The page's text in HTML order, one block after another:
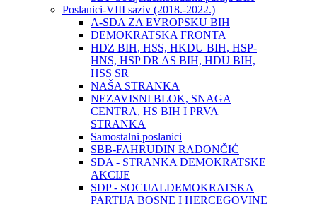
Poslanici-VIII saziv (2018.-2022.)
A-SDA ZA EVROPSKU BIH
DEMOKRATSKA FRONTA
HDZ BIH, HSS, HKDU BIH, HSP-
HNS, HSP DR AS BIH, HDU BIH,
HSS SR
NAŠA STRANKA
NEZAVISNI BLOK, SNAGA
CENTRA, HS BIH I PRVA
STRANKA
Samostalni poslanici
SBB-FAHRUDIN RADONČIĆ
SDA - STRANKA DEMOKRATSKE
AKCIJE
SDP - SOCIJALDEMOKRATSKA
PARTIJA BOSNE I HERCEGOVINE